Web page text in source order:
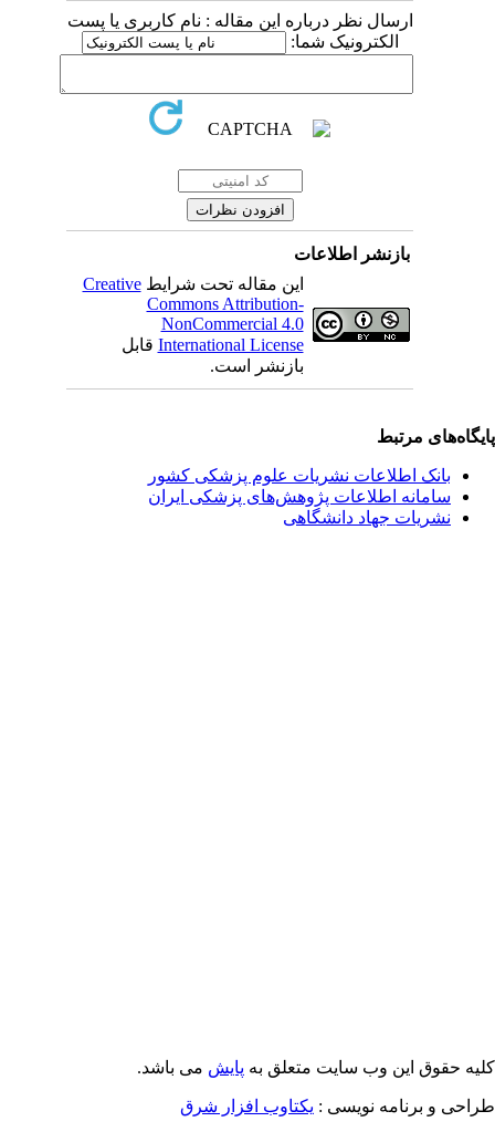
ارسال نظر درباره این مقاله : نام کاربری یا پست
الکترونیک شما:
بازنشر اطلاعات
این مقاله تحت شرایطCreative
Commons Attribution-
NonCommercial 4.0
International Licenseقابل
بازنشر است.
مرتبط
بانک اطلاعات نشریات علوم پزشکی کشور
سامانه اطلاعات پژوهش‌های پزشکی ایران
نشریات جهاد دانشگاهی
حقوق این وب سایت متعلق بهپایشمی باشد.
و برنامه نویسی : یکتاوب افزار شرق